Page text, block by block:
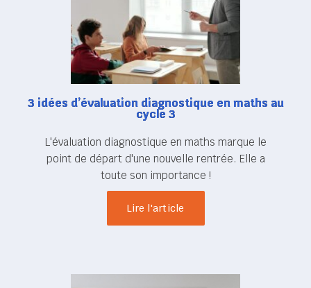
3 idées d’évaluation diagnostique en maths au
cycle 3
L'évaluation diagnostique en maths marque le
point de départ d'une nouvelle rentrée. Elle a
toute son importance !
Lire l'article